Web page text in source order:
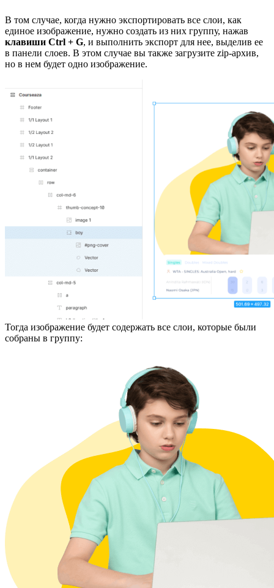
В том случае, когда нужно экспортировать все слои, как
единое изображение, нужно создать из них группу, нажав
клавиши Ctrl + G, и выполнить экспорт для нее, выделив ее
в панели слоев. В этом случае вы также загрузите zip-архив,
но в нем будет одно изображение.
Тогда изображение будет содержать все слои, которые были
собраны в группу: